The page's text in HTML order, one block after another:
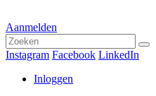
Aanmelden
Instagram Facebook LinkedIn
Inloggen